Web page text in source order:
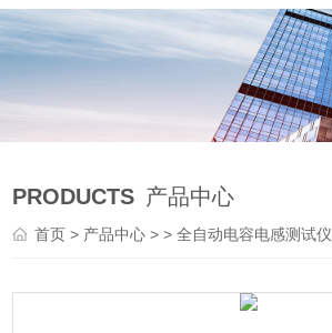
PRODUCTS 产品中心
首页> 产品中心 > >全自动电容电感测试仪